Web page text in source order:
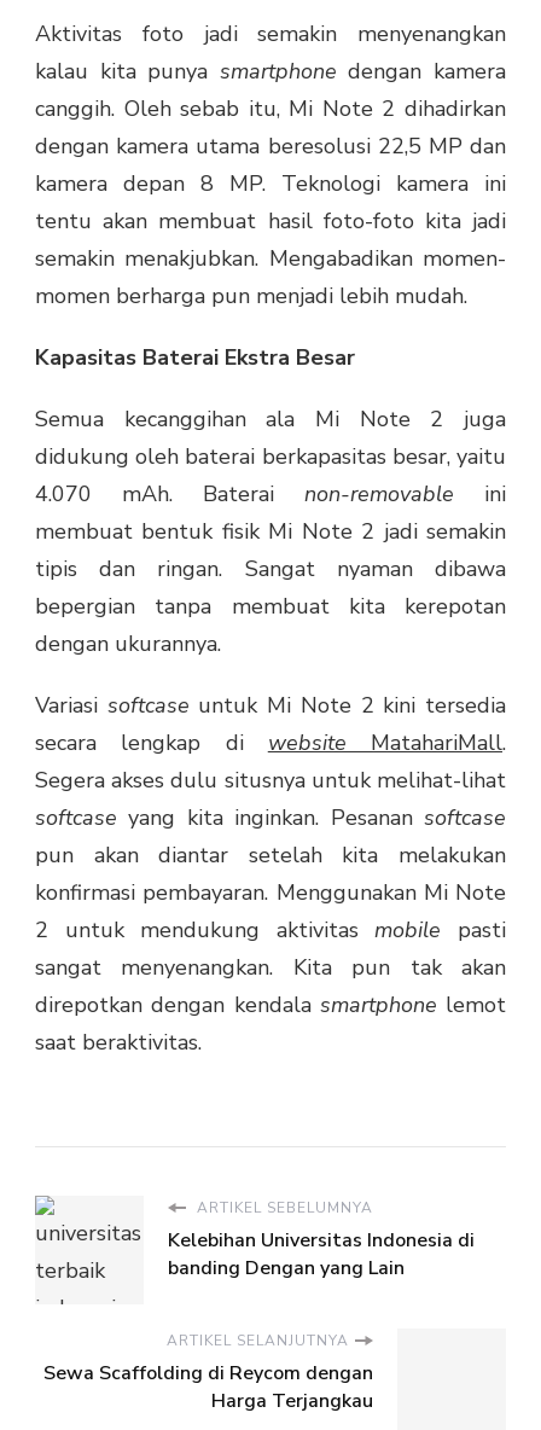
Aktivitas foto jadi semakin menyenangkan
kalau kita punya smartphonedengan kamera
canggih. Oleh sebab itu, Mi Note 2 dihadirkan
dengan kamera utama beresolusi 22,5 MP dan
kamera depan 8 MP. Teknologi kamera ini
tentu akan membuat hasil foto-foto kita jadi
semakin menakjubkan. Mengabadikan momen-
momen berharga pun menjadi lebih mudah.
Kapasitas Baterai Ekstra Besar
Semua kecanggihan ala Mi Note 2 juga
didukung oleh baterai berkapasitas besar, yaitu
4.070 mAh. Baterai non-removable ini
membuat bentuk fisik Mi Note 2 jadi semakin
tipis dan ringan. Sangat nyaman dibawa
bepergian tanpa membuat kita kerepotan
dengan ukurannya.
Variasi softcase untuk Mi Note 2 kini tersedia
secara lengkap di website MatahariMall.
Segera akses dulu situsnya untuk melihat-lihat
softcaseyang kita inginkan. Pesanansoftcase
pun akan diantar setelah kita melakukan
konfirmasi pembayaran. Menggunakan Mi Note
2 untuk mendukung aktivitasmobile pasti
sangat menyenangkan. Kita pun tak akan
direpotkan dengan kendala smartphone lemot
saat beraktivitas.
ARTIKEL SEBELUMNYA
Kelebihan Universitas Indonesia di
banding Dengan yang Lain
ARTIKEL SELANJUTNYA
Sewa Scaffolding di Reycom dengan
Harga Terjangkau